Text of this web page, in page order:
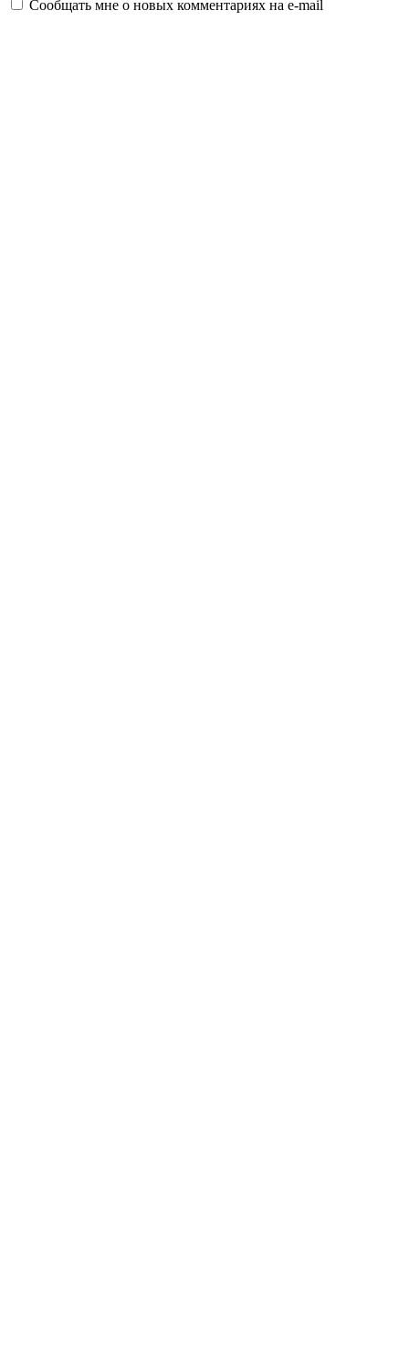
Сообщать мне о новых комментариях на e-mail